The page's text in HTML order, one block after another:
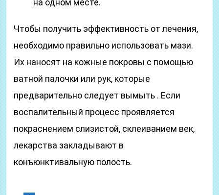
на одном месте.
Чтобы получить эффективность от лечения,
необходимо правильно использовать мази.
Их наносят на кожные покровы с помощью
ватной палочки или рук, которые
предварительно следует вымыть . Если
воспалительный процесс проявляется
покраснением слизистой, склеиванием век,
лекарства закладывают в
конъюнктивальную полость.